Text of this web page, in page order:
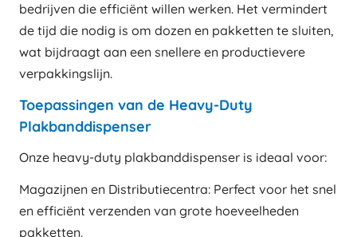
bedrijven die efficiënt willen werken. Het vermindert
de tijd die nodig is om dozen en pakketten te sluiten,
wat bijdraagt aan een snellere en productievere
verpakkingslijn.
Toepassingen van de Heavy-Duty
Plakbanddispenser
Onze heavy-duty plakbanddispenser is ideaal voor:
Magazijnen en Distributiecentra: Perfect voor het snel
en efficiënt verzenden van grote hoeveelheden
pakketten.